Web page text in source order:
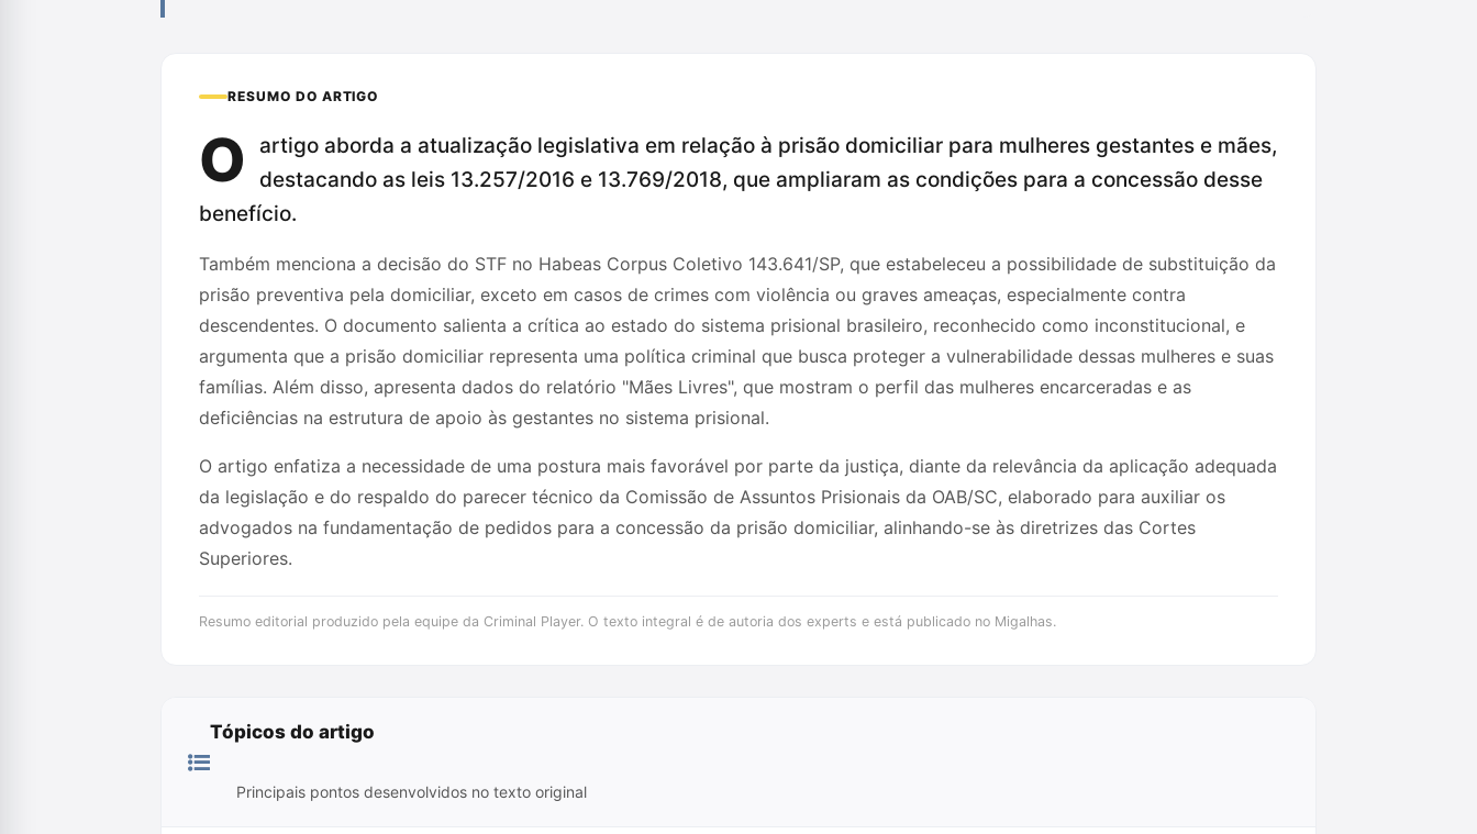
RESUMO DO ARTIGO
O
artigo aborda a atualização legislativa em relação à prisão domiciliar para mulheres gestantes e mães,
destacando as leis 13.257/2016 e 13.769/2018, que ampliaram as condições para a concessão desse
benefício.
Também menciona a decisão do STF no Habeas Corpus Coletivo 143.641/SP, que estabeleceu a possibilidade de substituição da
prisão preventiva pela domiciliar, exceto em casos de crimes com violência ou graves ameaças, especialmente contra
descendentes. O documento salienta a crítica ao estado do sistema prisional brasileiro, reconhecido como inconstitucional, e
argumenta que a prisão domiciliar representa uma política criminal que busca proteger a vulnerabilidade dessas mulheres e suas
famílias. Além disso, apresenta dados do relatório "Mães Livres", que mostram o perfil das mulheres encarceradas e as
deficiências na estrutura de apoio às gestantes no sistema prisional.
O artigo enfatiza a necessidade de uma postura mais favorável por parte da justiça, diante da relevância da aplicação adequada
da legislação e do respaldo do parecer técnico da Comissão de Assuntos Prisionais da OAB/SC, elaborado para auxiliar os
advogados na fundamentação de pedidos para a concessão da prisão domiciliar, alinhando-se às diretrizes das Cortes
Superiores.
Resumo editorial produzido pela equipe da Criminal Player. O texto integral é de autoria dos experts e está publicado no Migalhas.
Tópicos do artigo
Principais pontos desenvolvidos no texto original